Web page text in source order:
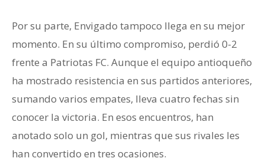
Por su parte, Envigado tampoco llega en su mejor
momento. En su último compromiso, perdió 0-2
frente a Patriotas FC. Aunque el equipo antioqueño
ha mostrado resistencia en sus partidos anteriores,
sumando varios empates, lleva cuatro fechas sin
conocer la victoria. En esos encuentros, han
anotado solo un gol, mientras que sus rivales les
han convertido en tres ocasiones.